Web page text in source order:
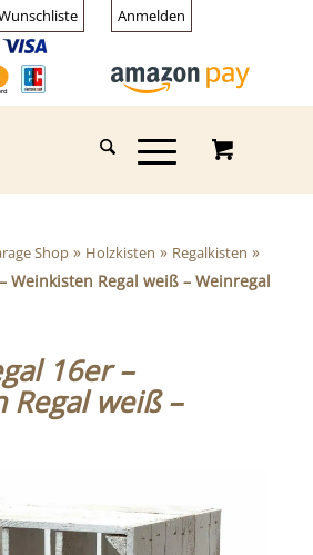
Anmelden
Shop» Holzkisten » Regalkisten »
Weinkisten Regal weiß – Weinregal
16er –
Regal weiß –